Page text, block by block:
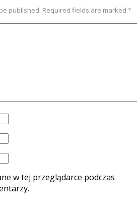
published. Required fields are marked *
w tej przeglądarce podczas